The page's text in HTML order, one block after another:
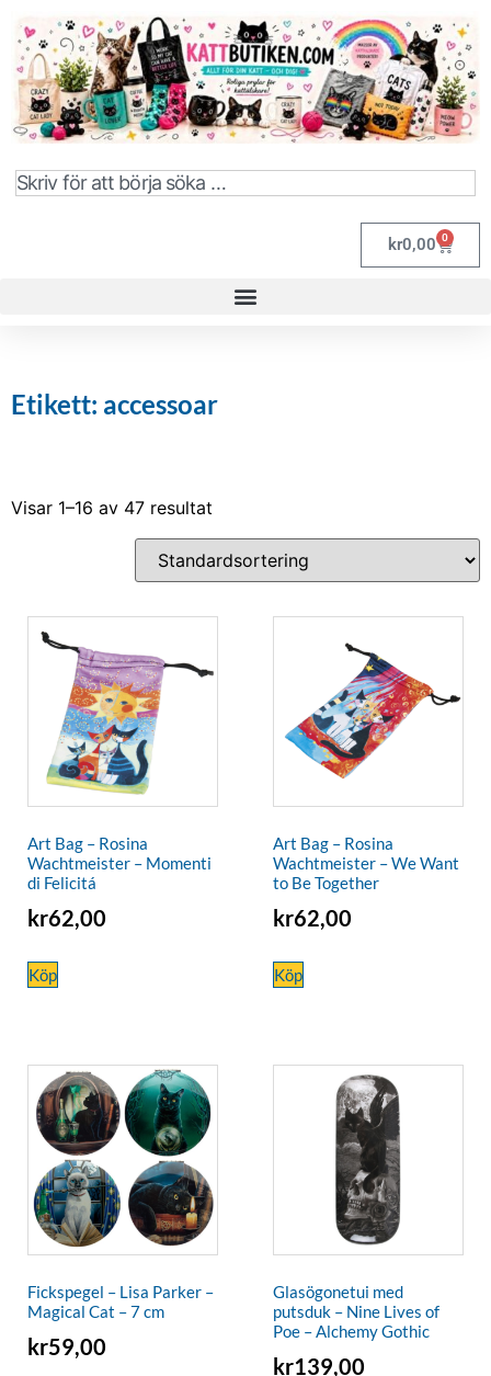
kr0,00 0
Etikett: accessoar
Visar 1–16 av 47 resultat
Art Bag – Rosina
Wachtmeister – Momenti
di Felicitá
kr62,00
Köp
Art Bag – Rosina
Wachtmeister – We Want
to Be Together
kr62,00
Köp
Fickspegel – Lisa Parker –
Magical Cat – 7 cm
kr59,00
Glasögonetui med
putsduk – Nine Lives of
Poe – Alchemy Gothic
kr139,00